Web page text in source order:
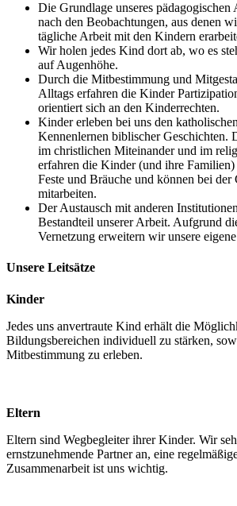
Die Grundlage unseres pädagogischen
nach den Beobachtungen, aus denen
tägliche Arbeit mit den Kindern
Wir holen jedes Kind dort ab, wo es
auf Augenhöhe.
Durch die Mitbestimmung und
Alltags erfahren die Kinder
orientiert sich an den Kinderrechten.
Kinder erleben bei uns den
Kennenlernen biblischer Geschichten.
im christlichen Miteinander und im
erfahren die Kinder (und ihre
Feste und Bräuche und können bei der
mitarbeiten.
Der Austausch mit anderen
Bestandteil unserer Arbeit. Aufgrund
Vernetzung erweitern wir unsere
Unsere Leitsätze
Kinder
Jedes uns anvertraute Kind erhält die
Bildungsbereichen individuell zu stärken,
Mitbestimmung zu erleben.
Eltern
Eltern sind Wegbegleiter ihrer Kinder. Wir
ernstzunehmende Partner an, eine
Zusammenarbeit ist uns wichtig.